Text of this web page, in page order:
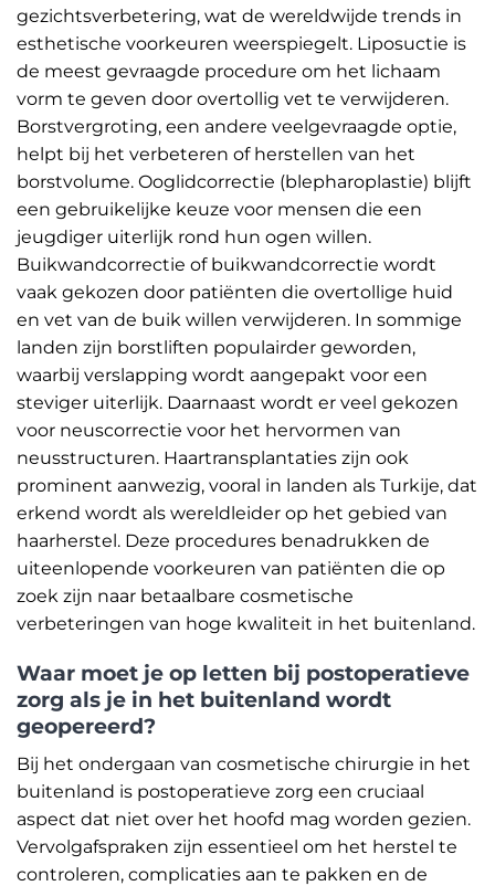
gezichtsverbetering, wat de wereldwijde trends in
esthetische voorkeuren weerspiegelt. Liposuctie is
de meest gevraagde procedure om het lichaam
vorm te geven door overtollig vet te verwijderen.
Borstvergroting, een andere veelgevraagde optie,
helpt bij het verbeteren of herstellen van het
borstvolume. Ooglidcorrectie (blepharoplastie) blijft
een gebruikelijke keuze voor mensen die een
jeugdiger uiterlijk rond hun ogen willen.
Buikwandcorrectie of buikwandcorrectie wordt
vaak gekozen door patiënten die overtollige huid
en vet van de buik willen verwijderen. In sommige
landen zijn borstliften populairder geworden,
waarbij verslapping wordt aangepakt voor een
steviger uiterlijk. Daarnaast wordt er veel gekozen
voor neuscorrectie voor het hervormen van
neusstructuren. Haartransplantaties zijn ook
prominent aanwezig, vooral in landen als Turkije, dat
erkend wordt als wereldleider op het gebied van
haarherstel. Deze procedures benadrukken de
uiteenlopende voorkeuren van patiënten die op
zoek zijn naar betaalbare cosmetische
verbeteringen van hoge kwaliteit in het buitenland.
Waar moet je op letten bij postoperatieve
zorg als je in het buitenland wordt
geopereerd?
Bij het ondergaan van cosmetische chirurgie in het
buitenland is postoperatieve zorg een cruciaal
aspect dat niet over het hoofd mag worden gezien.
Vervolgafspraken zijn essentieel om het herstel te
controleren, complicaties aan te pakken en de